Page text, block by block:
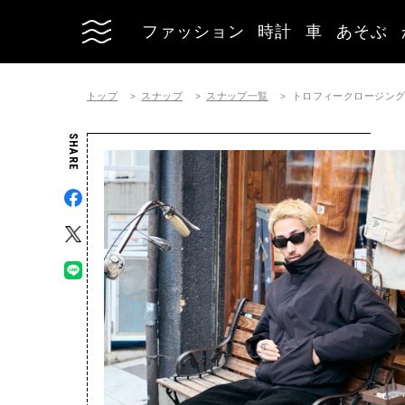
ファッション 時計 車 あそぶ
トップ スナップ スナップ一覧 トロフィークロージン
SHARE